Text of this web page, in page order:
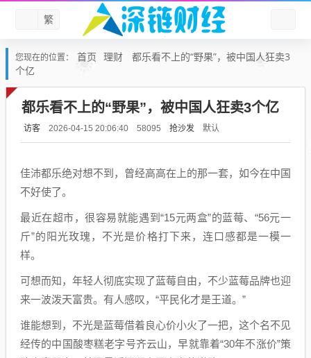
繁
您现在的位置： 首页 理财
都乐看不上的“野果”，被中国人狂卖3
个亿
都乐看不上的“野果”，被中国人狂卖3个亿
访客 2026-04-15 20:06:40 58095 抢沙发 默认
佳沛都乐绝对想不到，曾经高高在上的那一套，如今在中国
不好使了。
最近在超市，很容易就能遇到“15元两盒”的蓝莓、“56元一
斤”的阳光玫瑰，不光是价格打下来，连口感都是一模一
样。
可想而知，年轻人彻底实现了蓝莓自由，不少蓝莓品牌也迎
来一波泼天富贵。有人感叹，“平民化才是王道。”
谁能想到，不光是蓝莓借着良心价小火了一把，这个名不见
经传的中国酸枣糕老字号齐云山，早就靠着“30年不涨价”策